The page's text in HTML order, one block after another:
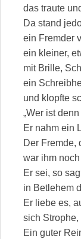
das traute
Da stand
ein Fremder
ein kleiner,
mit Brille,
ein
und klopfte
„Wer ist
Er nahm ein
Der Fremde,
war ihm
Er sei, so
in Betlehem
Er liebe es,
sich Strophe,
Ein guter